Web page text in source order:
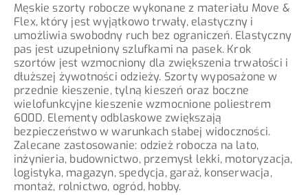
Męskie szorty robocze wykonane z materiału Move &
Flex, który jest wyjątkowo trwały, elastyczny i
umożliwia swobodny ruch bez ograniczeń. Elastyczny
pas jest uzupełniony szlufkami na pasek. Krok
szortów jest wzmocniony dla zwiększenia trwałości i
dłuższej żywotności odzieży. Szorty wyposażone w
przednie kieszenie, tylną kieszeń oraz boczne
wielofunkcyjne kieszenie wzmocnione poliestrem
600D. Elementy odblaskowe zwiększają
bezpieczeństwo w warunkach słabej widoczności.
Zalecane zastosowanie: odzież robocza na lato,
inżynieria, budownictwo, przemysł lekki, motoryzacja,
logistyka, magazyn, spedycja, garaż, konserwacja,
montaż, rolnictwo, ogród, hobby.